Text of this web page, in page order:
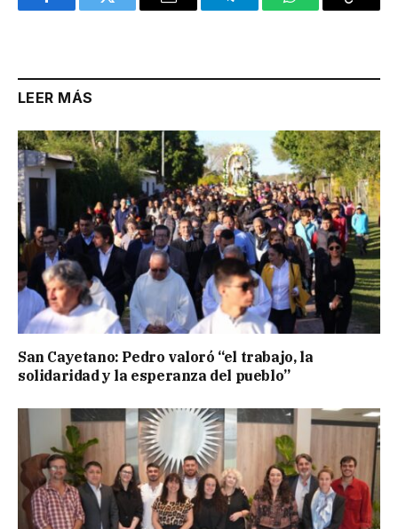
FacebookTwitter Email TelegramWhatsAppCopy
LEER MÁS
San Cayetano: Pedro valoró “el trabajo, la
solidaridad y la esperanza del pueblo”